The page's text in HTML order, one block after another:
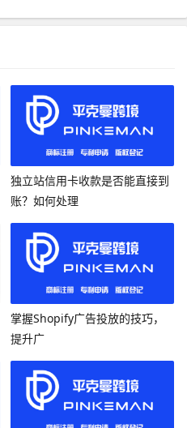
独立站信用卡收款是否能直接到
账？如何处理
掌握Shopify广告投放的技巧，
提升广